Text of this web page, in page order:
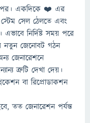
একদিকে ❤️ এর
সেল ঠেলতে এবং
নির্দিষ্ট সময় পরে
নতুন জেনোবট গঠন
জেনারেশনে
ত্রুটি দেখা দেয়।
বা রিপ্রোডাকশন
তত জেনারেশন পর্যন্ত